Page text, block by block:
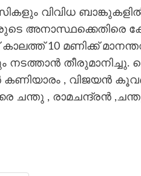
വിവിധ ബാങ്കുകളിൽ
അനാസ്ഥക്കെതിരെ
10 മണിക്ക്
നടത്താൻ
കണിയാരം , വിജയൻ
ചന്തു , രാമചന്ദ്രൻ